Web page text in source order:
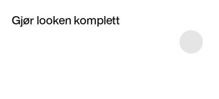
Gjør looken komplett